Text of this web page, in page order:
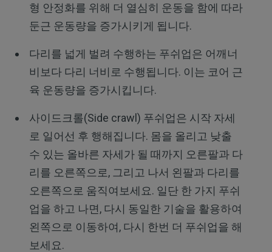
형 안정화를 위해 더 열심히 운동을 함에 따라
둔근 운동량을 증가시키게 됩니다.
다리를 넓게 벌려 수행하는 푸쉬업은 어깨너
비보다 다리 너비로 수행됩니다. 이는 코어 근
육 운동량을 증가시킵니다.
사이드크롤(Side crawl) 푸쉬업은 시작 자세
로 일어선 후 행해집니다. 몸을 올리고 낮출
수 있는 올바른 자세가 될 때까지 오른팔과 다
리를 오른쪽으로, 그리고 나서 왼팔과 다리를
오른쪽으로 움직여보세요. 일단 한 가지 푸쉬
업을 하고 나면, 다시 동일한 기술을 활용하여
왼쪽으로 이동하여, 다시 한번 더 푸쉬업을 해
보세요.